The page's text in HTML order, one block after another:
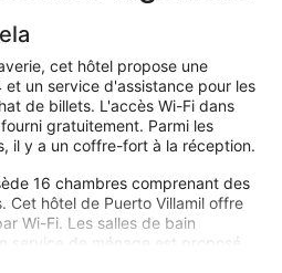
cet hôtel propose une
un service d'assistance pour les
de billets. L'accès Wi-Fi dans
gratuitement. Parmi les
il y a un coffre-fort à la réception.
16 chambres comprenant des
Cet hôtel de Puerto Villamil offre
Wi-Fi. Les salles de bain
service de ménage est proposé
est disponible sur